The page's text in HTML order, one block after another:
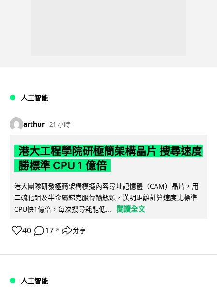
人工智能
arthur 21 小時
港大工程學院研極簡架構晶片 搜尋速度
勝標準 CPU 1 億倍
港大團隊研發極簡架構模擬內容尋址記憶體（CAM）晶片，用
二硫化鉬及半金屬銻克服傳輸瓶頸，漢明距離計算速度比標準
CPU快1億倍，每次搜尋耗能低...
閱讀全文
40 17 ↗ 分享
人工智能